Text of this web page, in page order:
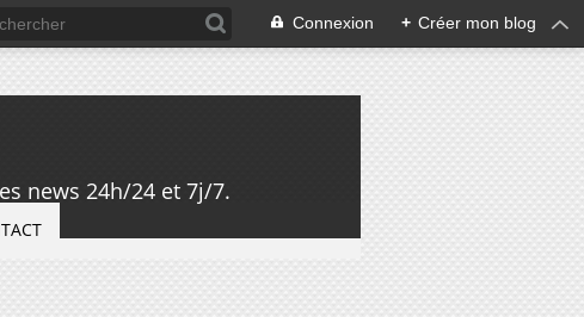
Connexion + Créer mon blog
news 24h/24 et 7j/7.